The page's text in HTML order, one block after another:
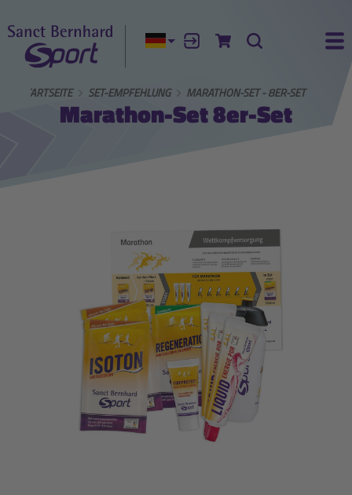
Aktuelle Sprache:
AnmeldenZum Warenkorb
Suche
STARTSEITE SET-EMPFEHLUNG MARATHON-SET - 8ER-SET
Marathon-Set 8er-Set